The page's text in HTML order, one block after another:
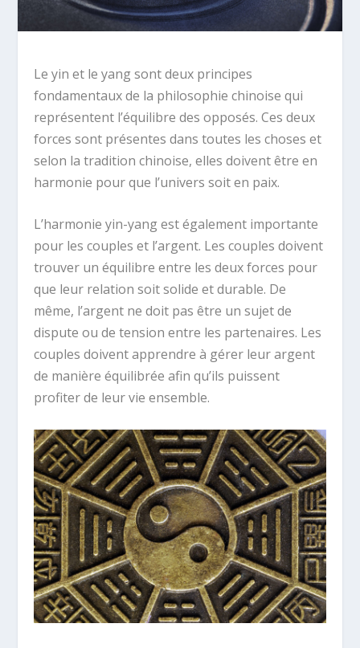
Le yin et le yang sont deux principes
fondamentaux de la philosophie chinoise qui
représentent l’équilibre des opposés. Ces deux
forces sont présentes dans toutes les choses et
selon la tradition chinoise, elles doivent être en
harmonie pour que l’univers soit en paix.
L’harmonie yin-yang est également importante
pour les couples et l’argent. Les couples doivent
trouver un équilibre entre les deux forces pour
que leur relation soit solide et durable. De
même, l’argent ne doit pas être un sujet de
dispute ou de tension entre les partenaires. Les
couples doivent apprendre à gérer leur argent
de manière équilibrée afin qu’ils puissent
profiter de leur vie ensemble.